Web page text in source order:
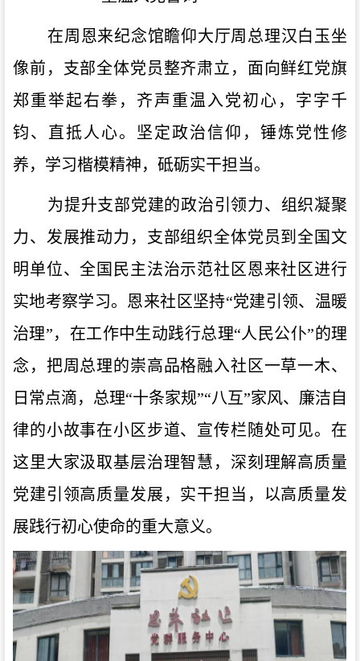
在周恩来纪念馆瞻仰大厅周总理汉白玉坐
像前 ，支部全体党员整齐肃立，面向鲜红党旗
郑重举起右拳，齐声重温入党初心， 字字千
钧、直抵人心。 坚定政治信仰，锤炼党性修
养，学习楷模精神，砥砺实干担当。
为提升支部党建的政治引领力、组织凝聚
力、发展推动力，支部组织全体党员到全国文
明单位、全国民主法治示范社区 恩来社区 进行
实地考察学习。恩来社区坚持“党建引领、温暖
治理”，在工作中生动践行总理“人民公仆”的理
念，把周总理的崇高品格融入社区一草一木、
日常点滴，总理“十条家规”“八互”家风、廉洁自
律的小故事在小区步道、宣传栏随处可见。在
这里大家汲取基层治理智慧，深刻理解高质量
党建引领高质量发展， 实干担当，以高质量发
展践行初心使命的重大意义。